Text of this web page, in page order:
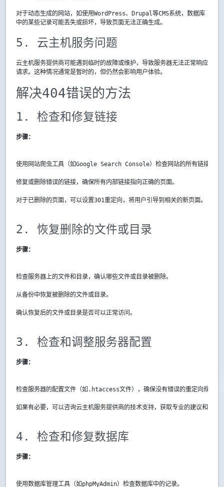
对于动态生成的网站，如使用WordPress、Drupal等CMS系统，数据库
中的某些记录可能丢失或损坏，导致页面无法正确生成。
5. 云主机服务问题
云主机服务提供商可能遇到临时的故障或维护，导致服务器无法正常响应
请求。这种情况通常是暂时的，但仍然会影响用户体验。
解决404错误的方法
1. 检查和修复链接
步骤：
使用网站爬虫工具（如Google Search Console）检查网站的所有链接。
修复或删除错误的链接，确保所有内部链接指向正确的页面。
对于已删除的页面，可以设置301重定向，将用户引导到相关的新页面。
2. 恢复删除的文件或目录
步骤：
检查服务器上的文件和目录，确认哪些文件或目录被删除。
从备份中恢复被删除的文件或目录。
确认恢复后的文件或目录是否可以正常访问。
3. 检查和调整服务器配置
步骤：
检查服务器的配置文件（如 .htaccess文件），确保没有错误的重定向规则或
如果有必要，可以咨询云主机服务提供商的技术支持，获取专业的建议和帮助
4. 检查和修复数据库
步骤：
使用数据库管理工具（如phpMyAdmin）检查数据库中的记录。